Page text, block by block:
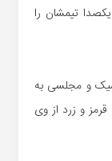
مسجد سلیمان ۹۰ دقیقه یکصدا تیمشان را
و مجلسی به
و زرد از وی